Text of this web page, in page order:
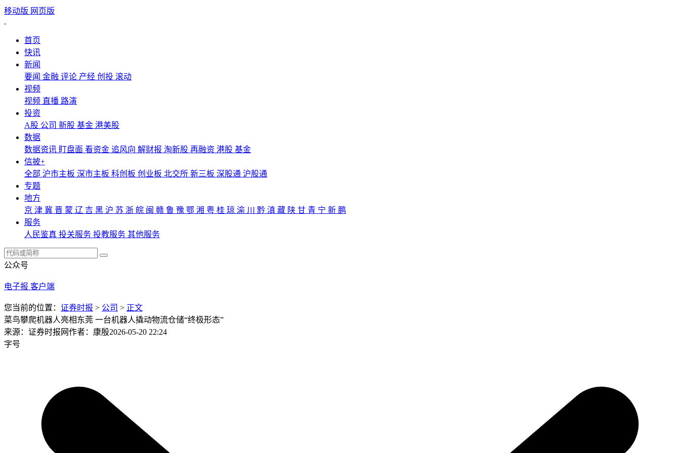
移动版 网页版
首页
快讯
新闻
要闻 金融 评论 产经 创投 滚动
视频
视频 直播 路演
投资
A股 公司 新股 基金 港美股
数据
数据资讯 盯盘面 看资金 追风向 解财报 淘新股 再融资 港股 基金
信披+
全部 沪市主板 深市主板 科创板 创业板 北交所 新三板 深股通 沪股通
专题
地方
京 津 冀 晋 蒙 辽 吉 黑 沪 苏 浙 皖 闽 赣 鲁 豫 鄂 湘 粤 桂 琼 渝 川 黔 滇 藏 陕 甘 青 宁 新 鹏
服务
人民鉴真 投关服务 投教服务 其他服务
公众号
电子报 客户端
您当前的位置： 证券时报 > 公司 > 正文
菜鸟攀爬机器人亮相东莞 一台机器人撬动物流仓储“终极形态”
来源：证券时报网作者：康殷2026-05-20 22:24
字号